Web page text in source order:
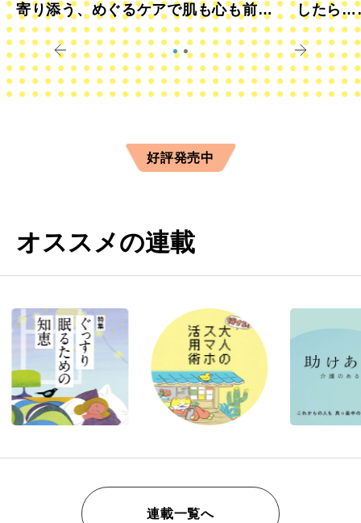
寄り添う、めぐるケアで肌も心も前向
きに
したら
すか？
好評発売中
オススメの連載
連載一覧へ